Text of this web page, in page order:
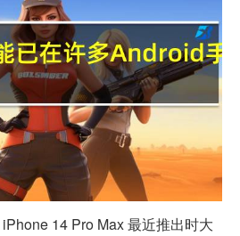
14 Pro Max 最近推出时大